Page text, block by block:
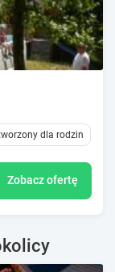
dla rodzin
Zobacz ofertę